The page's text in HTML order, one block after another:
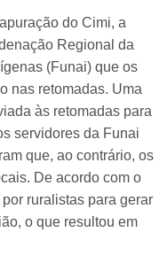
do Cimi, a
Regional da
(Funai) que os
nas retomadas. Uma
às retomadas para
servidores da Funai
que, ao contrário, os
De acordo com o
ruralistas para gerar
o que resultou em